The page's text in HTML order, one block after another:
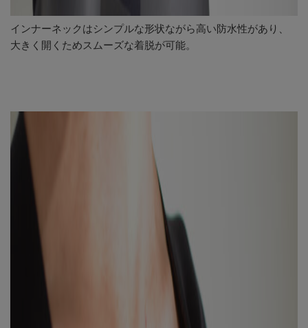
インナーネックはシンプルな形状ながら高い防水性があり、
大きく開くためスムーズな着脱が可能。